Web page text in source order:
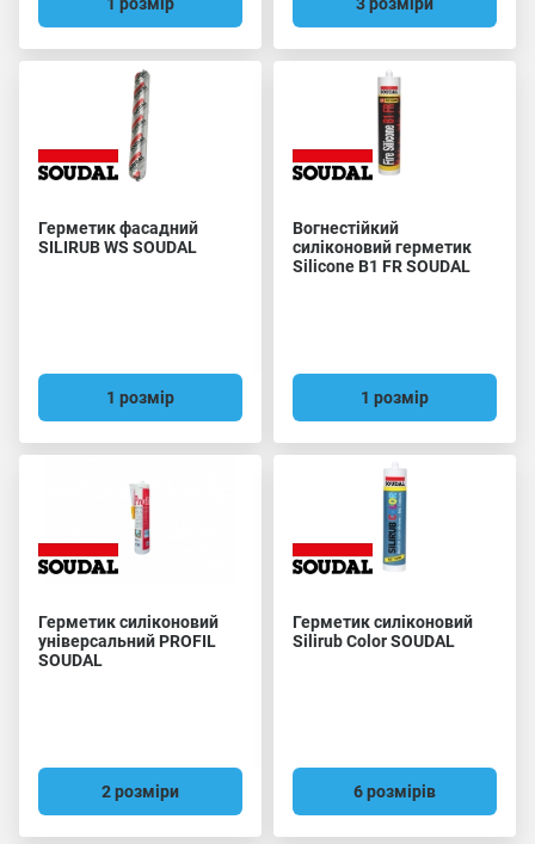
Герметик фасадний
SILIRUB WS SOUDAL
1 розмір
Вогнестійкий
силіконовий герметик
Silicone B1 FR SOUDAL
1 розмір
Герметик силіконовий
універсальний PROFIL
SOUDAL
2 розміри
Герметик силіконовий
Silirub Color SOUDAL
6 розмірів